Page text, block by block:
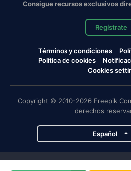
Consigue recursos exclusivos
Regístrate
Términos y condiciones
Política de cookies
Cookies
Copyright © 2010-2026 Freepik
derechos
Español